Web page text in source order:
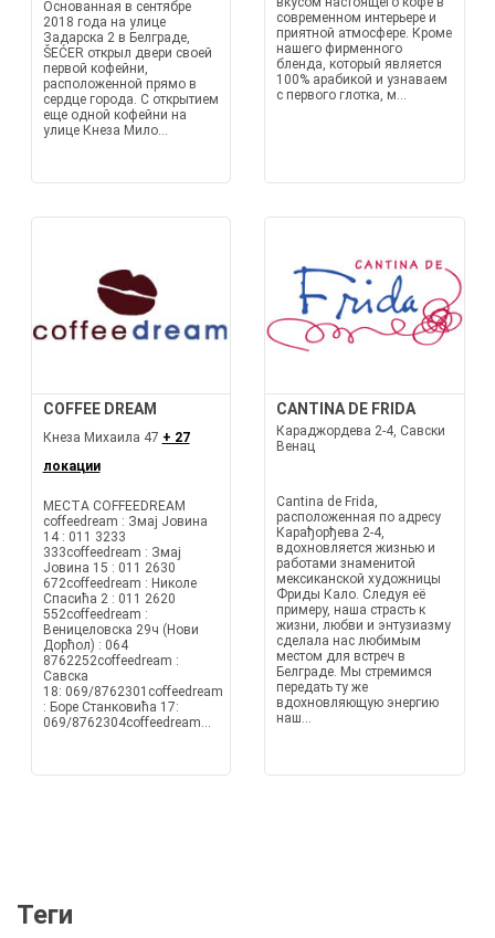
Основанная в сентябре
2018 года на улице
Задарска 2 в Белграде,
ŠEĆER открыл двери своей
первой кофейни,
расположенной прямо в
сердце города. С открытием
еще одной кофейни на
улице Кнеза Мило...
современном интерьере и
приятной атмосфере. Кроме
нашего фирменного
бленда, который является
100% арабикой и узнаваем
с первого глотка, м...
COFFEE DREAM
Кнеза Михаила 47 + 27
локации
МЕСТА COFFEEDREAM
coffeedream : Змај Јовина
14 : 011 3233
333coffeedream : Змај
Јовина 15 : 011 2630
672coffeedream : Николе
Спасића 2 : 011 2620
552coffeedream :
Веницеловска 29ч (Нови
Дорћол) : 064
8762252coffeedream :
Савска
18: 069/8762301coffeedream
: Боре Станковића 17:
069/8762304coffeedream...
CANTINA DE FRIDA
Караджордева 2-4, Савски
Венац
Cantina de Frida,
расположенная по адресу
Карађорђева 2-4,
вдохновляется жизнью и
работами знаменитой
мексиканской художницы
Фриды Кало. Следуя её
примеру, наша страсть к
жизни, любви и энтузиазму
сделала нас любимым
местом для встреч в
Белграде. Мы стремимся
передать ту же
вдохновляющую энергию
наш...
Теги